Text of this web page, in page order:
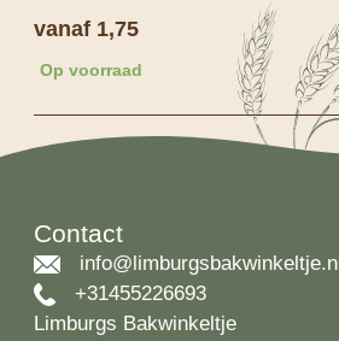
vanaf 1,75
Op voorraad
Contact
info@limburgsbakwinkeltje.nl
+31455226693
Limburgs Bakwinkeltje